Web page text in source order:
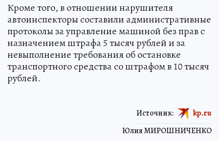
Кроме того, в отношении нарушителя
автоинспекторы составили административные
протоколы за управление машиной без прав с
назначением штрафа 5 тысяч рублей и за
невыполнение требования об остановке
транспортного средства со штрафом в 10 тысяч
рублей.
Над СССР военные натянули «сетку» для
пришельцев: как страна 13 лет тайно
искала и изучала инопланетных гостей